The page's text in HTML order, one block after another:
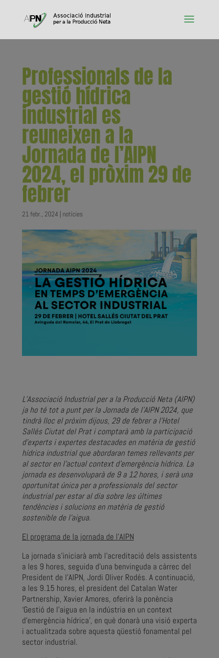
Professionals de la
gestió hídrica
industrial es
reuneixen a la
Jornada de l’AIPN
2024, el pròxim 29 de
febrer
21 febr., 2024 | notícies
L’Associació Industrial per a la Producció Neta (AIPN)
ja ho té tot a punt per la Jornada de l’AIPN 2024, que
tindrà lloc el pròxim dijous, 29 de febrer a l’Hotel
Sallés Ciutat del Prat i comptarà amb la participació
d’experts i expertes destacades en matèria de gestió
hídrica industrial que abordaran temes rellevants per
al sector en l’actual context d’emergència hídrica. La
jornada es desenvoluparà de 9 a 12 hores, i serà una
oportunitat única per a professionals del sector
industrial per estar al dia sobre les últimes
tendències i solucions en matèria de gestió
sostenible de l’aigua.
El programa de la jornada de l’AIPN
La jornada s’iniciarà amb l’acreditació dels assistents
a les 9 hores, seguida d’una benvinguda a càrrec del
President de l’AIPN, Jordi Oliver Rodés. A continuació,
a les 9.15 hores, el president del Catalan Water
Partnership, Xavier Amores, oferirà la ponència
‘Gestió de l’aigua en la indústria en un context
d’emergència hídrica’, en què donarà una visió experta
i actualitzada sobre aquesta qüestió fonamental pel
sector industrial.